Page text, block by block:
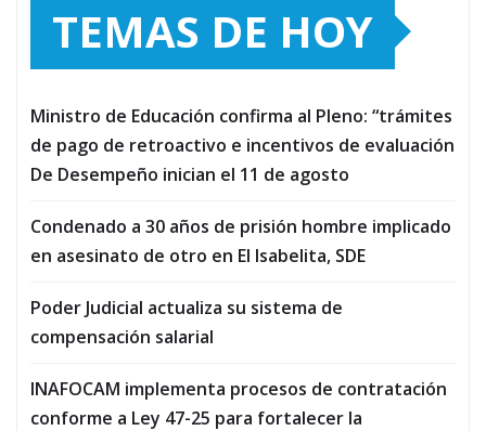
TEMAS DE HOY
Ministro de Educación confirma al Pleno: “trámites
de pago de retroactivo e incentivos de evaluación
De Desempeño inician el 11 de agosto
Condenado a 30 años de prisión hombre implicado
en asesinato de otro en El Isabelita, SDE
Poder Judicial actualiza su sistema de
compensación salarial
INAFOCAM implementa procesos de contratación
conforme a Ley 47-25 para fortalecer la